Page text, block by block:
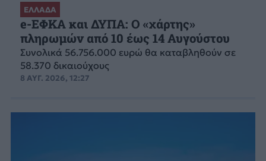
ΕΛΛΑΔΑ
e-ΕΦΚΑ και ΔΥΠΑ: Ο «χάρτης»
πληρωμών από 10 έως 14 Αυγούστου
Συνολικά 56.756.000 ευρώ θα καταβληθούν σε
58.370 δικαιούχους
8 ΑΥΓ. 2026, 12:27